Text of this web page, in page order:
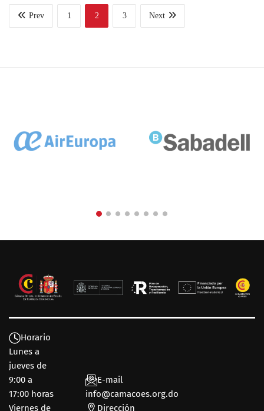
Prev 1 2 3 Next
Horario
Lunes a
jueves de
9:00 a
17:00 horas
Viernes de
E-mail
info@camacoes.org.do
Dirección